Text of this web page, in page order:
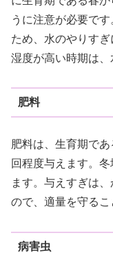
うに注意が必要で
ため、水のやりすぎ
湿度が高い時期は、
肥料
肥料は、生育期で
回程度与えます。
ます。与えすぎは
ので、適量を守るこ
病害虫